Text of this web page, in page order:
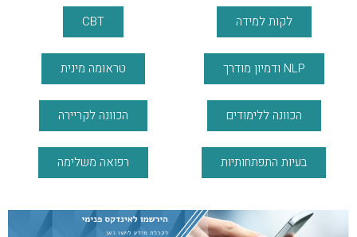
לקות למידה CBT
NLP ודמיון מודרך טראומה מינית
הכוונה ללימודים הכוונה לקריירה
בעיות התפתחותיות רפואה משלימה